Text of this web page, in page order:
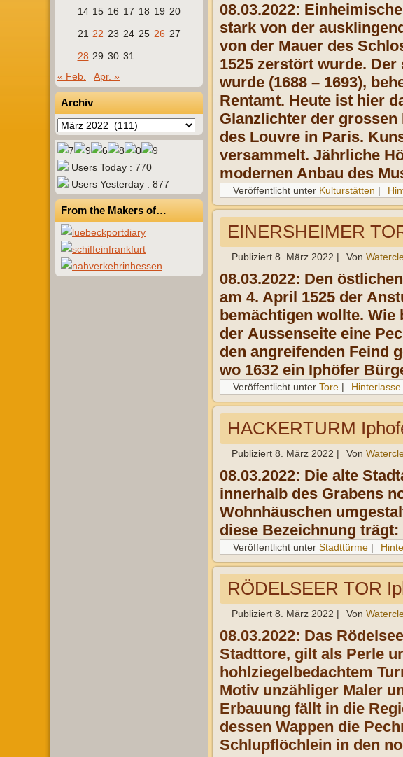
14 15 16 17 18 19 20
21 22 23 24 25 26 27
28 29 30 31
« Feb.
Apr. »
Archiv
Archiv
Users Today : 770
Users Yesterday : 877
From the Makers of…
08.03.2022:
stark von der
von der Mauer des
1525 zerstört wurde.
wurde (1688 – 1693),
Rentamt. Heute ist hier
Glanzlichter der
des Louvre in Paris.
versammelt. Jährliche
modernen Anbau des
Veröffentlicht unter Kulturstätten |
EINERSHEIMER
Publiziert 8. März 2022 | Von
08.03.2022: Den
am 4. April 1525 der
bemächtigen wollte. Wie
der Aussenseite eine
den angreifenden Feind
wo 1632 ein Iphöfer
Veröffentlicht unter Tore |
HACKERTURM
Publiziert 8. März 2022 | Von
08.03.2022: Die alte
innerhalb des Grabens
Wohnhäuschen
diese Bezeichnung trägt:
Veröffentlicht unter Stadttürme |
RÖDELSEER TOR
Publiziert 8. März 2022 | Von
08.03.2022: Das
Stadttore, gilt als Perle
hohlziegelbedachtem
Motiv unzähliger Maler
Erbauung fällt in die
dessen Wappen die
Schlupflöchlein in den